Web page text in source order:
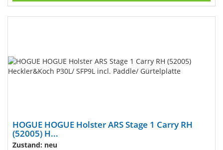
HOGUE HOGUE Holster ARS Stage 1 Carry RH
(52005) H...
Zustand: neu